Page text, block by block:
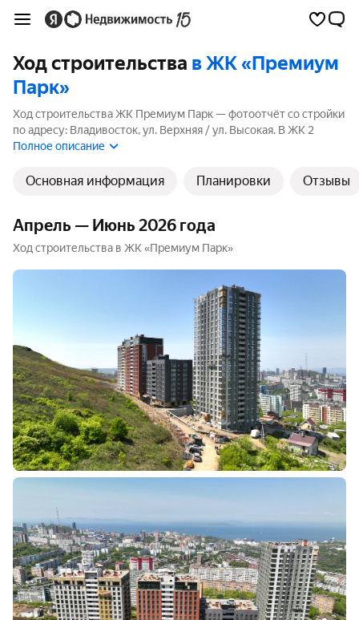
Ход строительства в ЖК «Премиум
Парк»
Ход строительства ЖК Премиум Парк — фотоотчёт со стройки
по адресу: Владивосток, ул. Верхняя / ул. Высокая. В ЖК 2
корпуса, 2 из них ещё строятся. Ближайший срок сдачи — 3
Полное описание
Основная информация Планировки Отзывы
Апрель — Июнь 2026 года
Ход строительства в ЖК «Премиум Парк»